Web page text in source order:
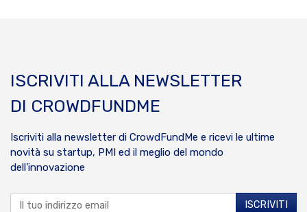
ISCRIVITI ALLA NEWSLETTER
DI CROWDFUNDME
Iscriviti alla newsletter di CrowdFundMe e ricevi le ultime
novità su startup, PMI ed il meglio del mondo
dell’innovazione